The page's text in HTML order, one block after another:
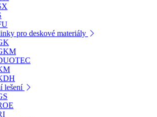
pro deskové materiály
lešení